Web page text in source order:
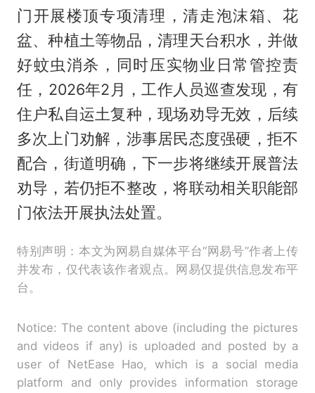
门开展楼顶专项清理，清走泡沫箱、花
盆、种植土等物品，清理天台积水，并做
好蚊虫消杀，同时压实物业日常管控责
任，2026年2月，工作人员巡查发现，有
住户私自运土复种，现场劝导无效，后续
多次上门劝解，涉事居民态度强硬，拒不
配合，街道明确，下一步将继续开展普法
劝导，若仍拒不整改，将联动相关职能部
门依法开展执法处置。
特别声明：本文为网易自媒体平台“网易号”作者上传
并发布，仅代表该作者观点。网易仅提供信息发布平
台。
Notice: The content above (including the pictures
and videos if any) is uploaded and posted by a
user of NetEase Hao, which is a social media
platform and only provides information storage